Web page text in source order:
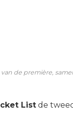
van de première,
Listde